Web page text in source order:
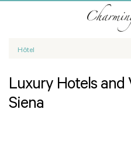
Hôtel
Luxury Hotels and
Siena